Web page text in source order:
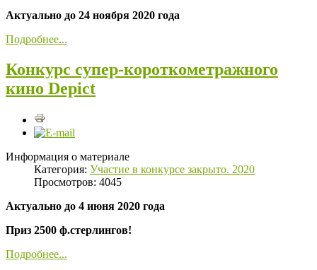
Актуально до 24 ноября 2020 года
Подробнее...
Конкурс супер-короткометражного
кино Depict
Информация о материале
Категория: Участие в конкурсе закрыто. 2020
Просмотров: 4045
Актуально до 4 июня 2020 года
Приз 2500 ф.стерлингов!
Подробнее...